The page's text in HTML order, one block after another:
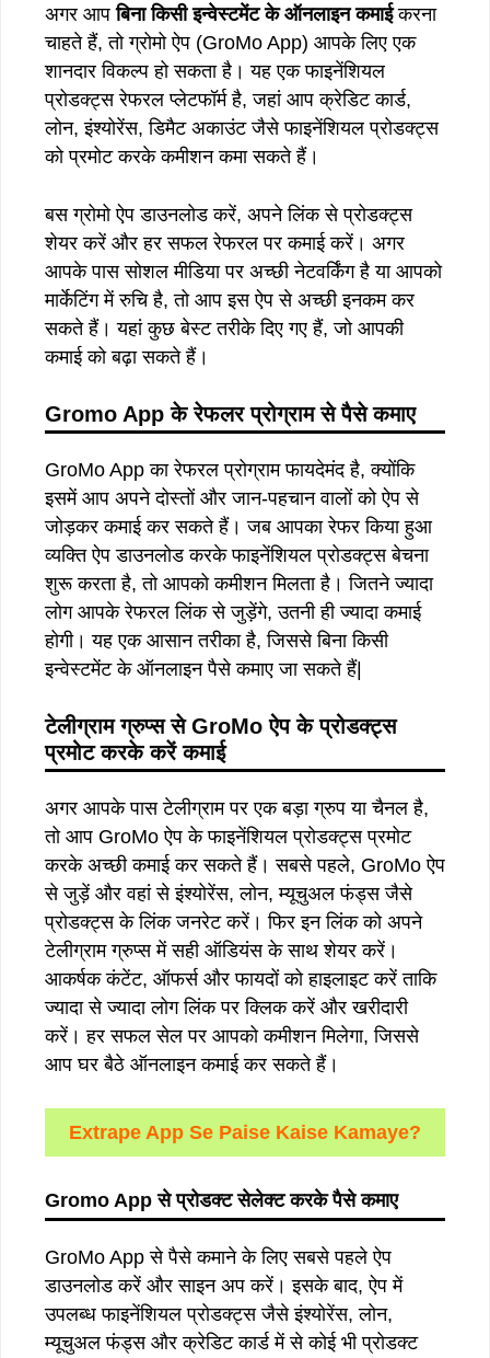
अगर आपबिना किसी इन्वेस्टमेंट के ऑनलाइन कमाईकरना
चाहते हैं, तो ग्रोमो ऐप (GroMo App) आपके लिए एक
शानदार विकल्प हो सकता है। यह एक फाइनेंशियल
प्रोडक्ट्स रेफरल प्लेटफॉर्म है, जहां आप क्रेडिट कार्ड,
लोन, इंश्योरेंस, डिमैट अकाउंट जैसे फाइनेंशियल प्रोडक्ट्स
को प्रमोट करके कमीशन कमा सकते हैं।
बस ग्रोमो ऐप डाउनलोड करें, अपने लिंक से प्रोडक्ट्स
शेयर करें और हर सफल रेफरल पर कमाई करें। अगर
आपके पास सोशल मीडिया पर अच्छी नेटवर्किंग है या आपको
मार्केटिंग में रुचि है, तो आप इस ऐप से अच्छी इनकम कर
सकते हैं। यहां कुछ बेस्ट तरीके दिए गए हैं, जो आपकी
कमाई को बढ़ा सकते हैं।
Gromo Appके रेफलर प्रोग्राम से पैसे कमाए
GroMo App का रेफरल प्रोग्राम फायदेमंद है, क्योंकि
इसमें आप अपने दोस्तों और जान-पहचान वालों को ऐप से
जोड़कर कमाई कर सकते हैं। जब आपका रेफर किया हुआ
व्यक्ति ऐप डाउनलोड करके फाइनेंशियल प्रोडक्ट्स बेचना
शुरू करता है, तो आपको कमीशन मिलता है। जितने ज्यादा
लोग आपके रेफरल लिंक से जुड़ेंगे, उतनी ही ज्यादा कमाई
होगी। यह एक आसान तरीका है, जिससे बिना किसी
इन्वेस्टमेंट के ऑनलाइन पैसे कमाए जा सकते हैं|
टेलीग्राम ग्रुप्स से GroMo ऐप के प्रोडक्ट्स
प्रमोट करके करें कमाई
अगर आपके पास टेलीग्राम पर एक बड़ा ग्रुप या चैनल है,
तो आप GroMo ऐप के फाइनेंशियल प्रोडक्ट्स प्रमोट
करके अच्छी कमाई कर सकते हैं। सबसे पहले, GroMo ऐप
से जुड़ें और वहां से इंश्योरेंस, लोन, म्यूचुअल फंड्स जैसे
प्रोडक्ट्स के लिंक जनरेट करें। फिर इन लिंक को अपने
टेलीग्राम ग्रुप्स में सही ऑडियंस के साथ शेयर करें।
आकर्षक कंटेंट, ऑफर्स और फायदों को हाइलाइट करें ताकि
ज्यादा से ज्यादा लोग लिंक पर क्लिक करें और खरीदारी
करें। हर सफल सेल पर आपको कमीशन मिलेगा, जिससे
आप घर बैठे ऑनलाइन कमाई कर सकते हैं।
Extrape App Se Paise Kaise Kamaye?
Gromo Appसे प्रोडक्ट सेलेक्ट करके पैसे कमाए
GroMo App से पैसे कमाने के लिए सबसे पहले ऐप
डाउनलोड करें और साइन अप करें। इसके बाद, ऐप में
उपलब्ध फाइनेंशियल प्रोडक्ट्स जैसे इंश्योरेंस, लोन,
म्यूचुअल फंड्स और क्रेडिट कार्ड में से कोई भी प्रोडक्ट